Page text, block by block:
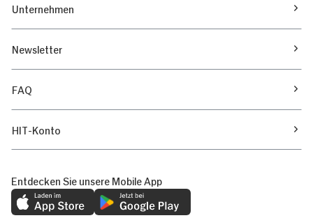
Unternehmen
Newsletter
FAQ
HIT-Konto
Entdecken Sie unsere Mobile App